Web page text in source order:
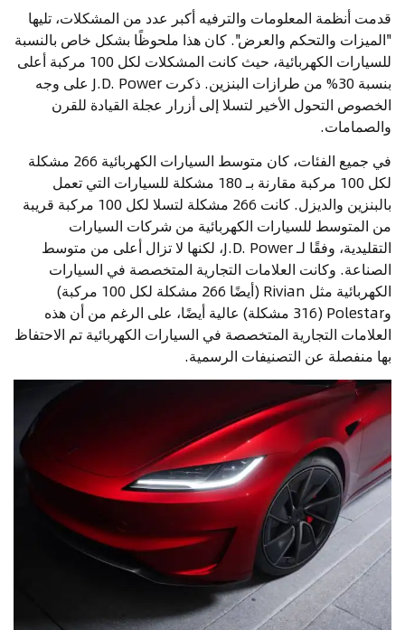
قدمت أنظمة المعلومات والترفيه أكبر عدد من المشكلات، تليها
"الميزات والتحكم والعرض". كان هذا ملحوظًا بشكل خاص بالنسبة
للسيارات الكهربائية، حيث كانت المشكلات لكل 100 مركبة أعلى
بنسبة 30% من طرازات البنزين. ذكرت J.D. Power على وجه
الخصوص التحول الأخير لتسلا إلى أزرار عجلة القيادة للقرن
والصمامات.
في جميع الفئات، كان متوسط السيارات الكهربائية 266 مشكلة
لكل 100 مركبة مقارنة بـ 180 مشكلة للسيارات التي تعمل
بالبنزين والديزل. كانت 266 مشكلة لتسلا لكل 100 مركبة قريبة
من المتوسط للسيارات الكهربائية من شركات السيارات
التقليدية، وفقًا لـ J.D. Power، لكنها لا تزال أعلى من متوسط
الصناعة. وكانت العلامات التجارية المتخصصة في السيارات
الكهربائية مثل Rivian (أيضًا 266 مشكلة لكل 100 مركبة)
وPolestar (316 مشكلة) عالية أيضًا، على الرغم من أن هذه
العلامات التجارية المتخصصة في السيارات الكهربائية تم الاحتفاظ
بها منفصلة عن التصنيفات الرسمية.